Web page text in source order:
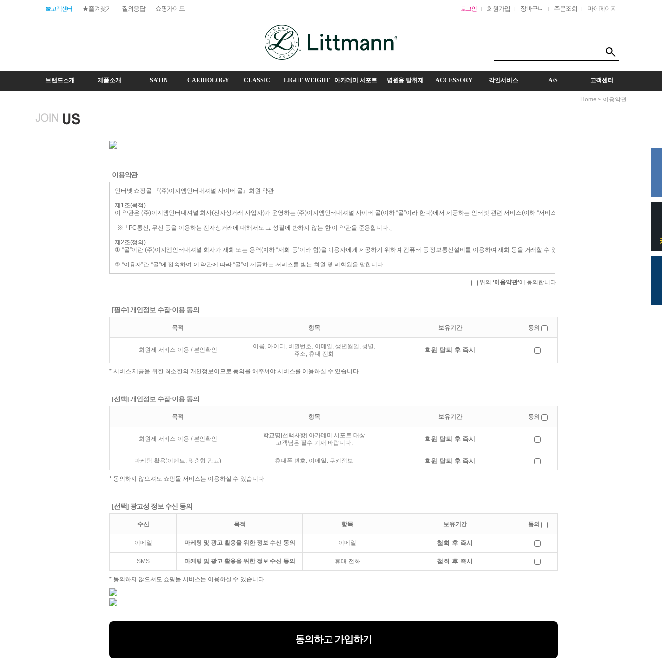
로그인 회원가입 장바구니 주문조회 마이페이지
☎고객센터 ★즐겨찾기 질의응답 쇼핑가이드
브랜드소개 제품소개 SATIN CARDIOLOGY CLASSIC LIGHT WEIGHT 아카데미 서포트 병원용 탈취제 ACCESSORY 각인서비스 A/S 고객센터
Home > 이용약관
이용약관
위의 ‘이용약관’에 동의합니다.
[필수] 개인정보 수집·이용 동의
목적 항목 보유기간 동의
회원제 서비스 이용 / 본인확인
이름, 아이디, 비밀번호, 이메일, 생년월일, 성별,
주소, 휴대 전화
회원 탈퇴 후 즉시
* 서비스 제공을 위한 최소한의 개인정보이므로 동의를 해주셔야 서비스를 이용하실 수 있습니다.
[선택] 개인정보 수집·이용 동의
목적 항목 보유기간 동의
회원제 서비스 이용 / 본인확인
학교명[선택사항] 아카데미 서포트 대상
고객님은 필수 기재 바랍니다.
회원 탈퇴 후 즉시
마케팅 활용(이벤트, 맞춤형 광고) 휴대폰 번호, 이메일, 쿠키정보 회원 탈퇴 후 즉시
* 동의하지 않으셔도 쇼핑몰 서비스는 이용하실 수 있습니다.
[선택] 광고성 정보 수신 동의
수신 목적 항목 보유기간 동의
이메일 마케팅 및 광고 활용을 위한 정보 수신 동의 이메일 철회 후 즉시
SMS 마케팅 및 광고 활용을 위한 정보 수신 동의 휴대 전화 철회 후 즉시
* 동의하지 않으셔도 쇼핑몰 서비스는 이용하실 수 있습니다.
동의하고 가입하기